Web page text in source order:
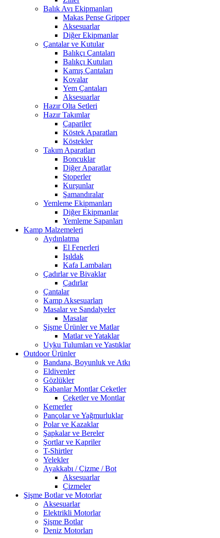
Balık Avı Ekipmanları
Makas Pense Gripper
Aksesuarlar
Diğer Ekipmanlar
Çantalar ve Kutular
Balıkçı Çantaları
Balıkçı Kutuları
Kamış Çantaları
Kovalar
Yem Çantaları
Aksesuarlar
Hazır Olta Setleri
Hazır Takımlar
Çapariler
Köstek Aparatları
Köstekler
Takım Aparatları
Boncuklar
Diğer Aparatlar
Stoperler
Kurşunlar
Şamandıralar
Yemleme Ekipmanları
Diğer Ekipmanlar
Yemleme Sapanları
Kamp Malzemeleri
Aydınlatma
El Fenerleri
Işıldak
Kafa Lambaları
Çadırlar ve Bivaklar
Çadırlar
Çantalar
Kamp Aksesuarları
Masalar ve Sandalyeler
Masalar
Şişme Ürünler ve Matlar
Matlar ve Yataklar
Uyku Tulumları ve Yastıklar
Outdoor Ürünler
Bandana, Boyunluk ve Atkı
Eldivenler
Gözlükler
Kabanlar Montlar Ceketler
Ceketler ve Montlar
Kemerler
Pançolar ve Yağmurluklar
Polar ve Kazaklar
Şapkalar ve Bereler
Şortlar ve Kapriler
T-Shirtler
Yelekler
Ayakkabı / Çizme / Bot
Aksesuarlar
Çizmeler
Şişme Botlar ve Motorlar
Aksesuarlar
Elektrikli Motorlar
Şişme Botlar
Deniz Motorları